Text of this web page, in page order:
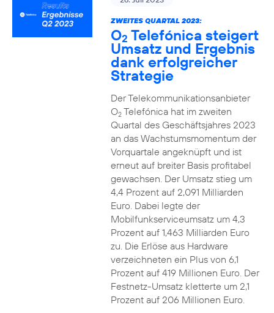
ZWEITES QUARTAL 2023:
O2 Telefónica steigert
Umsatz und Ergebnis
dank erfolgreicher
Strategie
Der Telekommunikationsanbieter
O2Telefónica hat im zweiten
Quartal des Geschäftsjahres 2023
an das Wachstumsmomentum der
Vorquartale angeknüpft und ist
erneut auf breiter Basis profitabel
gewachsen. Der Umsatz stieg um
4,4 Prozent auf 2,091 Milliarden
Euro. Dabei legte der
Mobilfunkserviceumsatz um 4,3
Prozent auf 1,463 Milliarden Euro
zu. Die Erlöse aus Hardware
verzeichneten ein Plus von 6,1
Prozent auf 419 Millionen Euro. Der
Festnetz-Umsatz kletterte um 2,1
Prozent auf 206 Millionen Euro.